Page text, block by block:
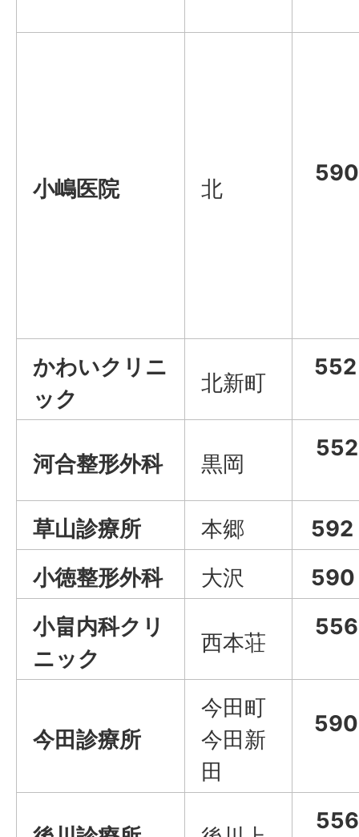
小嶋医院 北
かわいクリニ
ック
北新町
河合整形外科 黒岡
草山診療所 本郷
592
小徳整形外科
大沢
590
小畠内科クリ
ニック
西本荘
今田診療所
今田町
今田新
田